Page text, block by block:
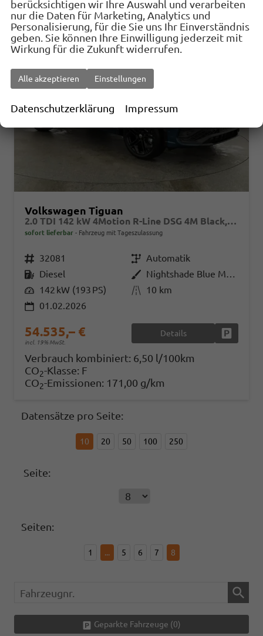
Volkswagen Tiguan
2.0 TDI 142 kW 4Motion R-Line DSG 4M Black, 20-Zoll, Pano, Leder, IQ.Light, AHK, Navi, Side, AreaView, Winter
sofort lieferbar Fahrzeug mit Tageszulassung
Fahrzeugnr. 32081 GetriebeAutomatik
Kraftstoff Diesel Außenfarbe
Nightshade Blue Metallic
Leistung 142 kW (193 PS) Kilometerstand 10 km
01.02.2026
54.535,– €
incl. 19% MwSt.
Details
Verbrauch kombiniert: 6,50 l/100km
CO2-Klasse: F
CO2-Emissionen: 171,00 g/km
Datensätze pro Seite:
10 20 50 100 250
Seite:
Seiten:
1 ... 5 6 7 8
Fahrzeugnr.
Geparkte Fahrzeuge (0)
berücksichtigen wir Ihre Auswahl und verarbeiten
nur die Daten für Marketing, Analytics und
Personalisierung, für die Sie uns Ihr Einverständnis
geben. Sie können Ihre Einwilligung jederzeit mit
Wirkung für die Zukunft widerrufen.
Alle akzeptieren Einstellungen
Datenschutzerklärung Impressum